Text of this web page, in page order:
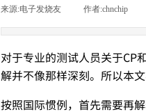
来源:电子发烧友 作者:chnchip
对于专业的测试人员关于CP
解并不像那样深刻。所以本
按照国际惯例，首先需要再